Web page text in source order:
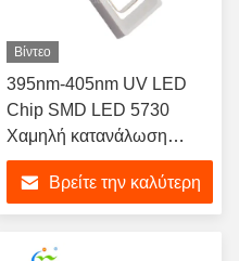
Βίντεο
395nm-405nm UV LED
Chip SMD LED 5730
Χαμηλή κατανάλωση
ενέργειας
Βρείτε την καλύτερη